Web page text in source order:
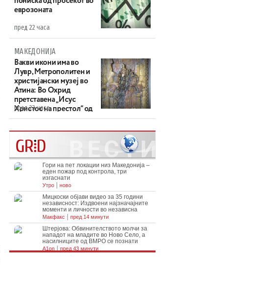
еврозоната
пред 22 часа
МАКЕДОНИЈА
Вакви икони има во
Лувр, Метрополитен и
христијански музеј во
Атина: Во Охрид
претставена „Исус
Христос на престол“ од
XIV век
пред 23 часа